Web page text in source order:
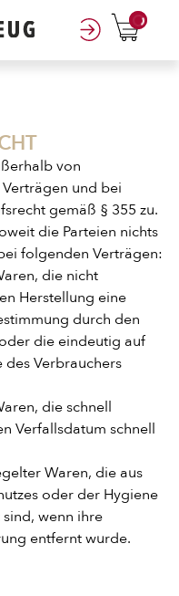
0
ZEUG
von
und bei
gemäß § 355 zu.
die Parteien nichts
folgenden Verträgen:
die nicht
Herstellung eine
durch den
die eindeutig auf
Verbrauchers
die schnell
Verfallsdatum schnell
Waren, die aus
oder der Hygiene
wenn ihre
entfernt wurde.